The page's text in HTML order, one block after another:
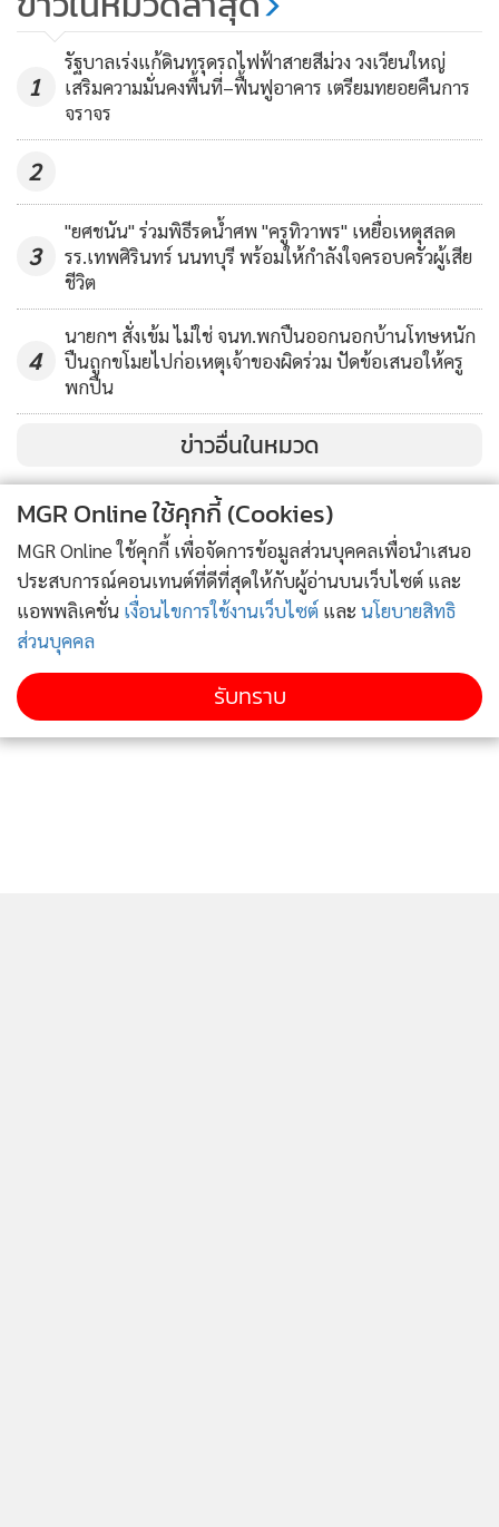
ตอน และมีความสนิทสนมกับธนาคารหรือหน่วยงานภายนอก”
สถ.ยังเน้นย้ำ ให้ อปท.ดำเนินการรักษาความปลอดภัยสองชั้น
ด้วยการให้ อปท.ทุกแห่งที่ใช้งานระบบ KTB Corporate Online
สมัครใช้บริการระบบรักษาความปลอดภัยแบบสองชั้น (Two-
Factor Authentication (2FA))
“โดยก่อนการอนุมัติเบิกจ่ายเงินในระบบ ธนาคารจะส่งรหัสลับใช้
ครั้งเดียว (One Time Password (OTP)) ไปที่เครื่องโทรศัพท์
เคลื่อนที่ของบุคคลที่มืหน้าที่อนุมัติ (Company User
Authorized ที่ลงทะเบียนไว้ เพื่อให้นำรหัสสับดังกล่าวมากรอกใส่
หน้าจอเพื่ออนุมัติการเบิกจ่ายเงินในระบบ”
หรือ กรณีที่มีการทุจริตเกิดขึ้นให้แจ้งพนักงานสอบสวนเพื่อ
ผู้เกี่ยวช้องตลอดจนสิ่งของหรือพยานหลักฐานต่างๆ ตามมาตรา
131 และมาตรา 132 แห่งประมวลกฎหมายวิธีพิจารณาความ
อาญา
ข้อมูลของ สำนักงานปลัดสำนักนายกรัฐมนตรี (สปน.) ที่แจ้งเวียน
หน่วยงานราชการทั่วประเทศ
เกี่ยวกับการรายงานผลการเร่งรัด ติดตามกรณีเงินขาดบัญชีหรือ
121
เช็คเป็นเรื่องด่วน หนุนแก้ปัญหาหนี้
ให้เกิดความเป็นธรรม
1
รัฐบาลเร่งแก้ดินทรุดรถไฟฟ้าสายสีม่วง วงเวียนใหญ่
เสริมความมั่นคงพื้นที่–ฟื้นฟูอาคาร เตรียมทยอยคืนการ
จราจร
2
3
"ยศชนัน" ร่วมพิธีรดน้ำศพ "ครูทิวาพร" เหยื่อเหตุสลด
รร.เทพศิรินทร์ นนทบุรี พร้อมให้กำลังใจครอบครัวผู้เสีย
ชีวิต
4
นายกฯ สั่งเข้ม ไม่ใช่ จนท.พกปืนออกนอกบ้านโทษหนัก
ปืนถูกขโมยไปก่อเหตุเจ้าของผิดร่วม ปัดข้อเสนอให้ครู
พกปืน
ข่าวอื่นในหมวด
MGR Online ใช้คุกกี้ (Cookies)
MGR Online ใช้คุกกี้ เพื่อจัดการข้อมูลส่วนบุคคลเพื่อนำเสนอ
ประสบการณ์คอนเทนต์ที่ดีที่สุดให้กับผู้อ่านบนเว็บไซต์ และ
แอพพลิเคชั่น เงื่อนไขการใช้งานเว็บไซต์ และ นโยบายสิทธิ
ส่วนบุคคล
รับทราบ